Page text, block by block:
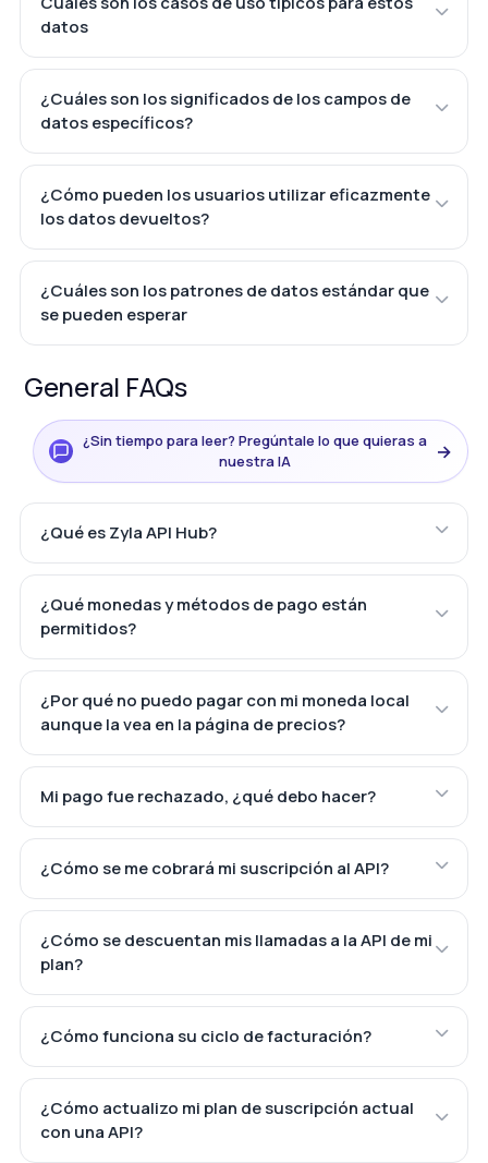
datos
¿Cuáles son los significados de los campos de
datos específicos?
¿Cómo pueden los usuarios utilizar eficazmente
los datos devueltos?
¿Cuáles son los patrones de datos estándar que
se pueden esperar
General FAQs
¿Sin tiempo para leer? Pregúntale lo que quieras a
nuestra IA
→
¿Qué es Zyla API Hub?
¿Qué monedas y métodos de pago están
permitidos?
¿Por qué no puedo pagar con mi moneda local
aunque la vea en la página de precios?
Mi pago fue rechazado, ¿qué debo hacer?
¿Cómo se me cobrará mi suscripción al API?
¿Cómo se descuentan mis llamadas a la API de mi
plan?
¿Cómo funciona su ciclo de facturación?
¿Cómo actualizo mi plan de suscripción actual
con una API?